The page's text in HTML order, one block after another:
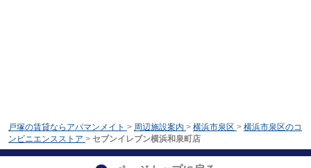
戸塚の賃貸ならアパマンメイト > 周辺施設案内 > 横浜市泉区 > 横浜市泉区のコ
ンビニエンスストア > セブンイレブン横浜和泉町店